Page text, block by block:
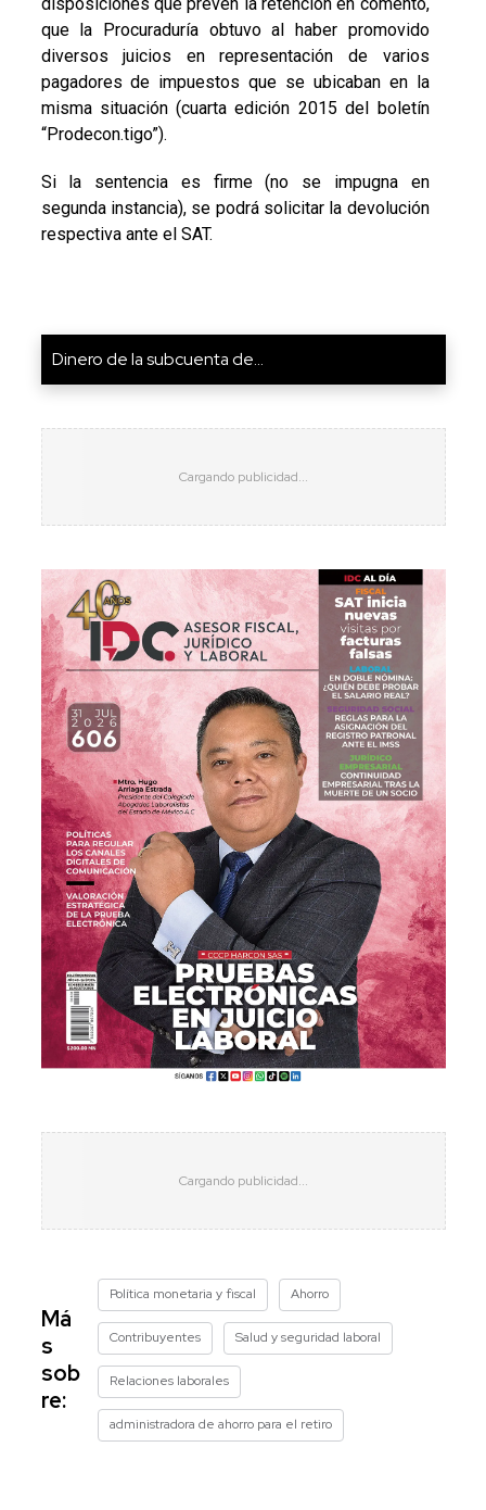
que la Procuraduría obtuvo al haber promovido
diversos juicios en representación de varios
pagadores de impuestos que se ubicaban en la
misma situación (cuarta edición 2015 del boletín
“Prodecon.tigo”).
Si la sentencia es firme (no se impugna en
segunda instancia), se podrá solicitar la devolución
respectiva ante el SAT.
Dinero de la subcuenta de...
Má
s
sob
re:
Política monetaria y fiscal Ahorro
Contribuyentes Salud y seguridad laboral
Relaciones laborales
administradora de ahorro para el retiro